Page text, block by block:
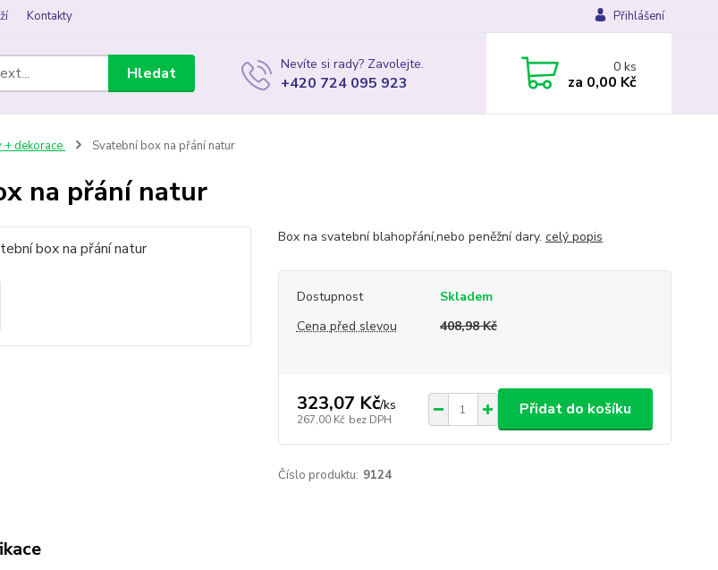
Kontakty Přihlášení
Hledat Nevíte si rady? Zavolejte.
+420 724 095 923
0ks
za 0,00 Kč
+ dekorace Svatební box na přání natur
na přání natur
Box na svatební blahopřání,nebo peněžní dary. celý popis
Dostupnost
Skladem
Cena před slevou
408,98 Kč
323,07 Kč/ks
267,00 Kč bez DPH
Přidat do košíku
Číslo produktu: 9124